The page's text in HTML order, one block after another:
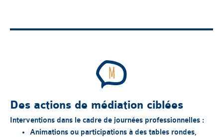
Des actions de médiation ciblées
Interventions dans le cadre de journées professionnelles :
Animations ou participations à des tables rondes,